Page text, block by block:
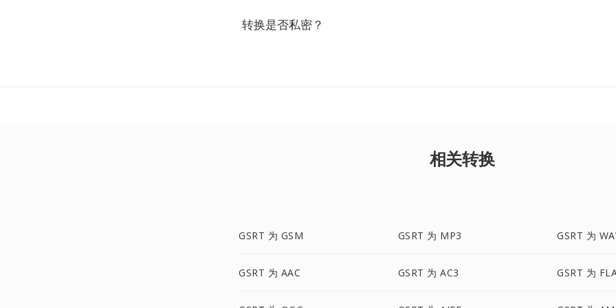
转换是否私密？
相关转换
GSRT 为 GSM GSRT 为 MP3 GSRT 为
GSRT 为 AAC GSRT 为 AC3 GSRT 为